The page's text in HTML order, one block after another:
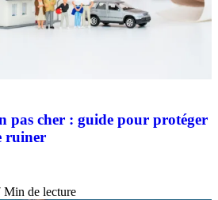
pas cher : guide pour protéger
ruiner
Min de lecture